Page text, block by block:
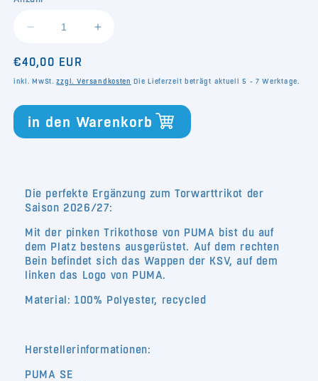
Verringere
Menge
für
26/27
Torwart
Erhöhe
für
26/27
Torwart
Normaler
Preis
€40,00 EUR
inkl. MwSt.zzgl. Versandkosten Die Lieferzeit beträgt aktuell 5 - 7 Werktage.
in den Warenkorb
Die perfekte Ergänzung zum Torwarttrikot der
Saison 2026/27:
Mit der pinken Trikothose von PUMA bist du auf
dem Platz bestens ausgerüstet. Auf dem rechten
Bein befindet sich das Wappen der KSV, auf dem
linken das Logo von PUMA.
Material: 100% Polyester, recycled
Herstellerinformationen:
PUMA SE